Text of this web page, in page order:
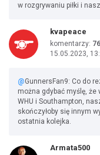
w rozgrywaniu piłki i
kvapeace
komentarzy: 76
15.05.2023,
@GunnersFan9: Co do
można gdybać myślę,
WHU i Southampton,
skończyłoby się innym
ostatnia kolejka.
Armata500